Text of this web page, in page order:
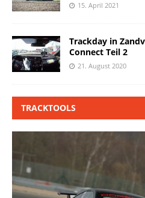
15. April 2021
Trackday in
Connect Teil 2
21. August 2020
TRACKTOOLS